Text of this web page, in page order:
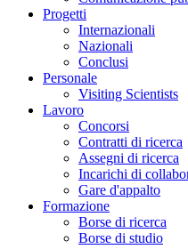
Progetti
Internazionali
Nazionali
Conclusi
Personale
Visiting Scientists
Lavoro
Concorsi
Contratti di ricerca
Assegni di ricerca
Incarichi di
Gare d'appalto
Formazione
Borse di ricerca
Borse di studio